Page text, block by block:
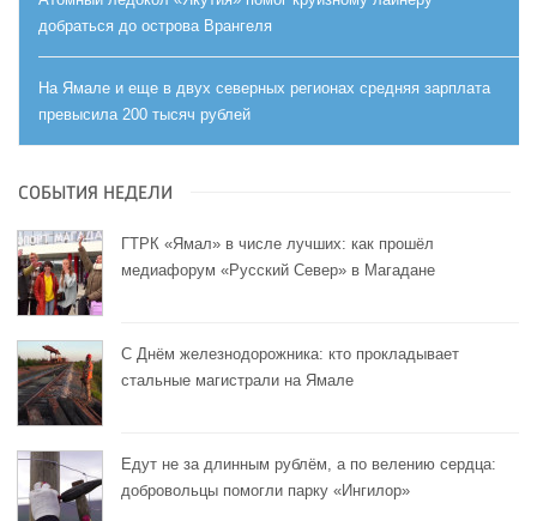
добраться до острова Врангеля
На Ямале и еще в двух северных регионах средняя зарплата
превысила 200 тысяч рублей
СОБЫТИЯ НЕДЕЛИ
ГТРК «Ямал» в числе лучших: как прошёл
медиафорум «Русский Север» в Магадане
С Днём железнодорожника: кто прокладывает
стальные магистрали на Ямале
Едут не за длинным рублём, а по велению сердца:
добровольцы помогли парку «Ингилор»